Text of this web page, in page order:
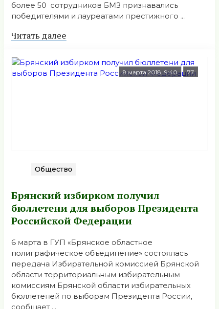
более 50 сотрудников БМЗ признавались
победителями и лауреатами престижного ...
Читать далее
8 марта 2018, 9:40 77
Общество
Брянский избирком получил
бюллетени для выборов Президента
Российской Федерации
6 марта в ГУП «Брянское областное
полиграфическое объединение» состоялась
передача Избирательной комиссией Брянской
области территориальным избирательным
комиссиям Брянской области избирательных
бюллетеней по выборам Президента России,
сообщает ...